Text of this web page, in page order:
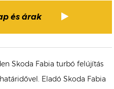
és árak
Skoda Fabia turbó felújítás
Eladó Skoda Fabia